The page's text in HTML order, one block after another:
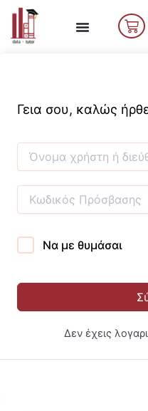
Μετάβαση
περιεχόμενο
Cart
Γεια σου, καλώς
Να με θυμάσαι
Δεν έχεις